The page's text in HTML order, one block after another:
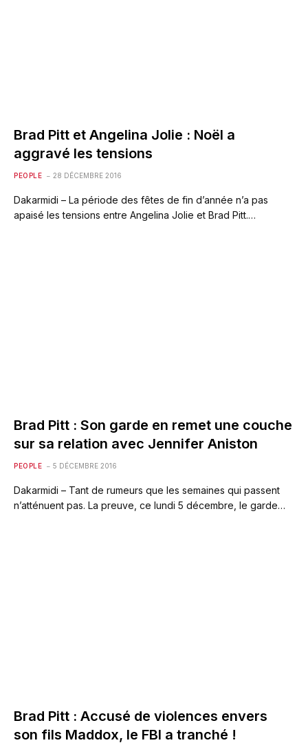
Brad Pitt et Angelina Jolie : Noël a
aggravé les tensions
PEOPLE 28 DÉCEMBRE 2016
Dakarmidi – La période des fêtes de fin d’année n’a pas
apaisé les tensions entre Angelina Jolie et Brad Pitt.…
Brad Pitt : Son garde en remet une couche
sur sa relation avec Jennifer Aniston
PEOPLE 5 DÉCEMBRE 2016
Dakarmidi – Tant de rumeurs que les semaines qui passent
n’atténuent pas. La preuve, ce lundi 5 décembre, le garde…
Brad Pitt : Accusé de violences envers
son fils Maddox, le FBI a tranché !